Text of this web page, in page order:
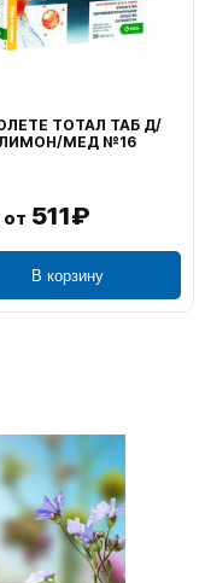
ТОТАЛ ТАБ Д/
ЛИМОН/МЕД №16
511₽
В корзину